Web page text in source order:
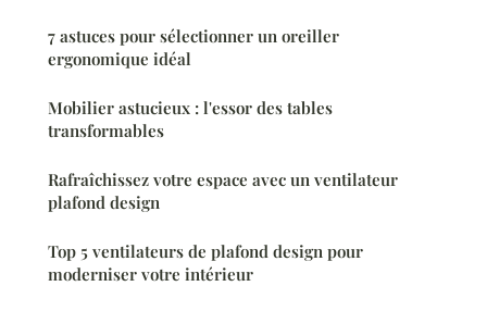
7 astuces pour sélectionner un oreiller
ergonomique idéal
Mobilier astucieux : l'essor des tables
transformables
Rafraîchissez votre espace avec un ventilateur
plafond design
Top 5 ventilateurs de plafond design pour
moderniser votre intérieur